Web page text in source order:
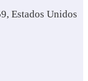
Estados Unidos